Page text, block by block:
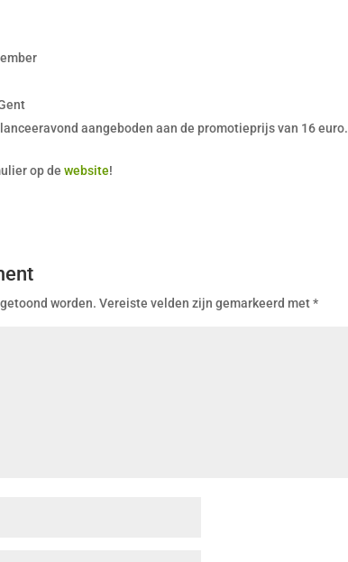
aangeboden aan de promotieprijs van 16 euro.
op dewebsite!
worden. Vereiste velden zijn gemarkeerd met*